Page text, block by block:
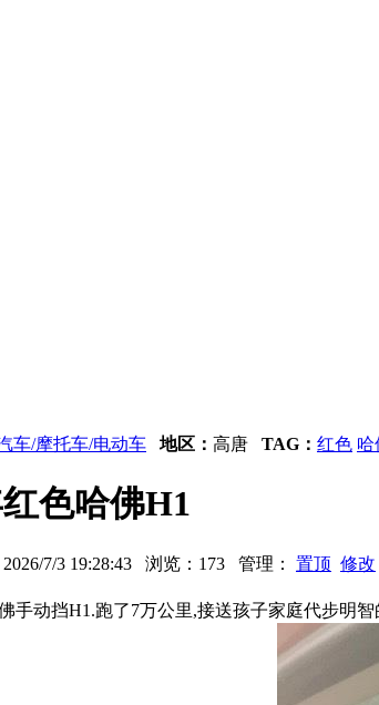
车/摩托车/电动车 地区： 高唐 TAG： 红色 哈
色哈佛H1
7/3 19:28:43 浏览：173 管理： 置顶 修改
手动挡H1.跑了7万公里,接送孩子家庭代步明智